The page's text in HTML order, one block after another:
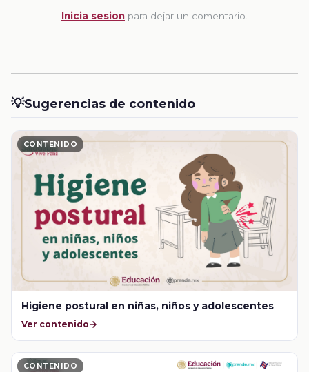
Inicia sesion para dejar un comentario.
💡Sugerencias de contenido
CONTENIDO
Higiene postural en niñas, niños y adolescentes
Ver contenido
CONTENIDO